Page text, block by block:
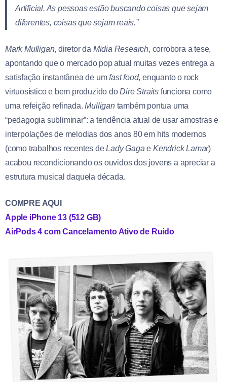
Artificial. As pessoas estão buscando coisas que sejam
diferentes, coisas que sejam reais.”
Mark Mulligan, diretor da Midia Research, corrobora a tese,
apontando que o mercado pop atual muitas vezes entrega a
satisfação instantânea de umfast food, enquanto o rock
virtuosístico e bem produzido doDire Straits funciona como
uma refeição refinada.Mulligantambém pontua uma
“pedagogia subliminar”: a tendência atual de usar amostras e
interpolações de melodias dos anos 80 em hits modernos
(como trabalhos recentes deLady Gaga eKendrick Lamar)
acabou recondicionando os ouvidos dos jovens a apreciar a
estrutura musical daquela década.
COMPRE AQUI
Apple iPhone 13 (512 GB)
AirPods 4 com Cancelamento Ativo de Ruído